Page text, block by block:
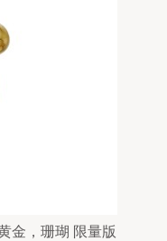
金，珊瑚 限量版